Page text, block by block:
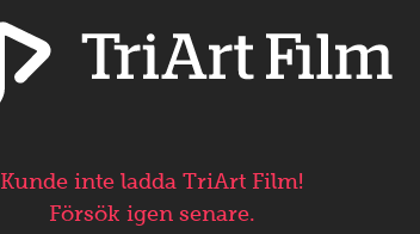
Kunde inte ladda TriArt Film!
Försök igen senare.